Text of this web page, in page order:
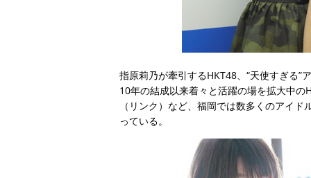
指原莉乃が牽引するHKT48、“天使すぎる
10年の結成以来着々と活躍の場を拡大中
（リンク）など、福岡では数多くのアイ
っている。